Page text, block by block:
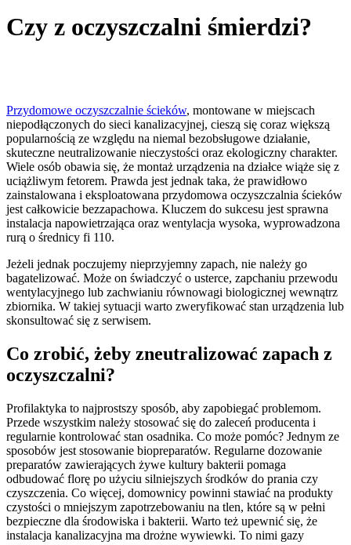
Czy z oczyszczalni śmierdzi?
Przydomowe oczyszczalnie ścieków, montowane w miejscach
niepodłączonych do sieci kanalizacyjnej, cieszą się coraz większą
popularnością ze względu na niemal bezobsługowe działanie,
skuteczne neutralizowanie nieczystości oraz ekologiczny charakter.
Wiele osób obawia się, że montaż urządzenia na działce wiąże się z
uciążliwym fetorem. Prawda jest jednak taka, że prawidłowo
zainstalowana i eksploatowana przydomowa oczyszczalnia ścieków
jest całkowicie bezzapachowa. Kluczem do sukcesu jest sprawna
instalacja napowietrzająca oraz wentylacja wysoka, wyprowadzona
rurą o średnicy fi 110.
Jeżeli jednak poczujemy nieprzyjemny zapach, nie należy go
bagatelizować. Może on świadczyć o usterce, zapchaniu przewodu
wentylacyjnego lub zachwianiu równowagi biologicznej wewnątrz
zbiornika. W takiej sytuacji warto zweryfikować stan urządzenia lub
skonsultować się z serwisem.
Co zrobić, żeby zneutralizować zapach z
oczyszczalni?
Profilaktyka to najprostszy sposób, aby zapobiegać problemom.
Przede wszystkim należy stosować się do zaleceń producenta i
regularnie kontrolować stan osadnika. Co może pomóc? Jednym ze
sposobów jest stosowanie biopreparatów. Regularne dozowanie
preparatów zawierających żywe kultury bakterii pomaga
odbudować florę po użyciu silniejszych środków do prania czy
czyszczenia. Co więcej, domownicy powinni stawiać na produkty
czystości o mniejszym zapotrzebowaniu na tlen, które są w pełni
bezpieczne dla środowiska i bakterii. Warto też upewnić się, że
instalacja kanalizacyjna ma drożne wywiewki. To nimi gazy